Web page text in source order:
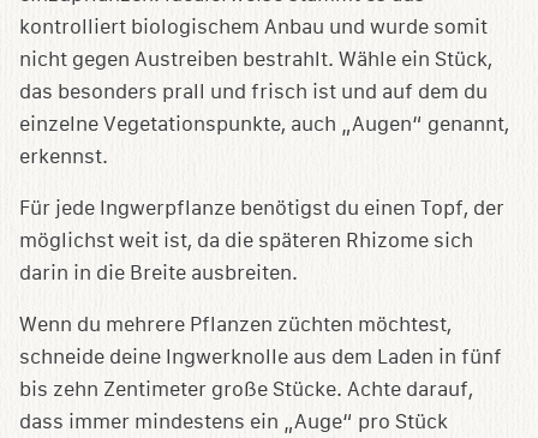
kontrolliert biologischem Anbau und wurde somit
nicht gegen Austreiben bestrahlt. Wähle ein Stück,
das besonders prall und frisch ist und auf dem du
einzelne Vegetationspunkte, auch „Augen“ genannt,
erkennst.
Für jede Ingwerpflanze benötigst du einen Topf, der
möglichst weit ist, da die späteren Rhizome sich
darin in die Breite ausbreiten.
Wenn du mehrere Pflanzen züchten möchtest,
schneide deine Ingwerknolle aus dem Laden in fünf
bis zehn Zentimeter große Stücke. Achte darauf,
dass immer mindestens ein „Auge“ pro Stück